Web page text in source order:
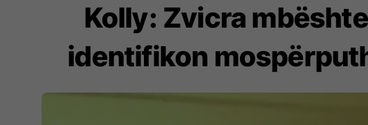
Kolly: Zvicra
identifikon